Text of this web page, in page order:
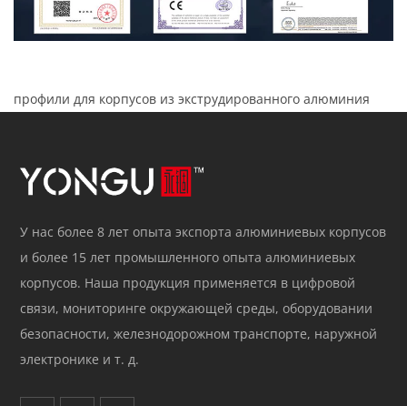
профили для корпусов из экструдированного алюминия
У нас более 8 лет опыта экспорта алюминиевых корпусов
и более 15 лет промышленного опыта алюминиевых
корпусов. Наша продукция применяется в цифровой
связи, мониторинге окружающей среды, оборудовании
безопасности, железнодорожном транспорте, наружной
электронике и т. д.